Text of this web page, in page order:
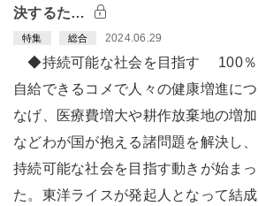
決するた…
特集 総合 2024.06.29
◆持続可能な社会を目指す 100％
自給できるコメで人々の健康増進につ
なげ、医療費増大や耕作放棄地の増加
などわが国が抱える諸問題を解決し、
持続可能な社会を目指す動きが始まっ
た。東洋ライスが発起人となって結成